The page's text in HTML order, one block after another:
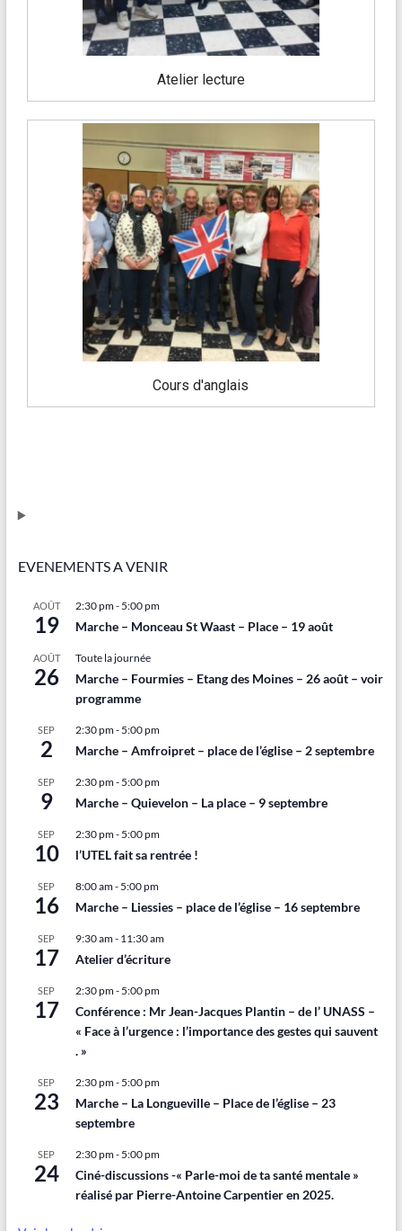
Atelier lecture
Cours d'anglais
EVENEMENTS A VENIR
AOÛT
19
2:30 pm- 5:00 pm
Marche – Monceau St Waast – Place – 19 août
AOÛT
26
Toute la journée
Marche – Fourmies – Etang des Moines – 26 août – voir
programme
SEP
2
2:30 pm- 5:00 pm
Marche – Amfroipret – place de l’église – 2 septembre
SEP
9
2:30 pm- 5:00 pm
Marche – Quievelon – La place – 9 septembre
SEP
10
2:30 pm- 5:00 pm
l’UTEL fait sa rentrée !
SEP
16
8:00 am- 5:00 pm
Marche – Liessies – place de l’église – 16 septembre
SEP
17
9:30 am- 11:30 am
Atelier d’écriture
SEP
17
2:30 pm- 5:00 pm
Conférence : Mr Jean-Jacques Plantin – de l’ UNASS –
« Face à l’urgence : l’importance des gestes qui sauvent
. »
SEP
23
2:30 pm- 5:00 pm
Marche – La Longueville – Place de l’église – 23
septembre
SEP
24
2:30 pm- 5:00 pm
Ciné-discussions -« Parle-moi de ta santé mentale »
réalisé par Pierre-Antoine Carpentier en 2025.